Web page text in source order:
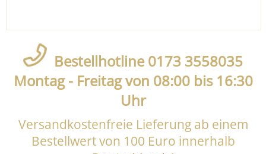
Bestellhotline 0173 3558035
Montag - Freitag von 08:00 bis 16:30
Uhr
Versandkostenfreie Lieferung ab einem
Bestellwert von 100 Euro innerhalb